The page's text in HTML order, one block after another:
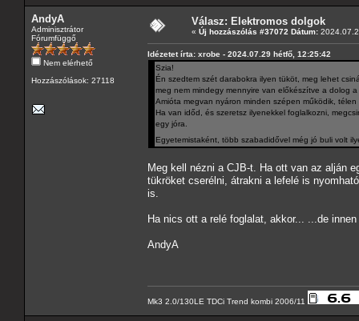
AndyA
Adminisztrátor
Fórumfüggő
Nem elérhető
Hozzászólások: 27118
Válasz: Elektromos dolgok
« Új hozzászólás #37072 Dátum:
Idézetet írta: xrobe - 2024.07.29 hétfő, 12:25:42
Szia!
Én szedtem szét darabokra ilyen tüköt, meg lehet
meg nem mindegy mennyire van előkészítve a dolog
Amióta megvan nyáron minden szépen működik,
Ha van időd, és szeretsz ilyenekkel foglalkozni,
egy jóra.
Egyetemistaként, több szabadidővel még jó buli volt
Meg kell nézni a CJB-t. Ha ott van az alján
tükröket cserélni, átrakni a lefelé is
is.
Ha nics ott a relé foglalat, akkor... ...de
AndyA
Mk3 2.0/130LE TDCi Trend kombi 2006/11